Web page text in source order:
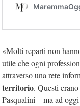
«Molti reparti non
utile che ogni
attraverso una rete
territorio. Questi
Pasqualini – ma ad oggi